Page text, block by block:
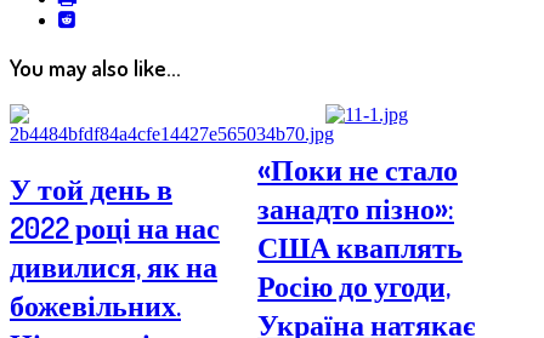
reddit
reddit
You may also like...
У той день в
2022 році на нас
дивилися, як на
божевільних.
«Поки не стало
занадто пізно»:
США кваплять
Росію до угоди,
Україна натякає